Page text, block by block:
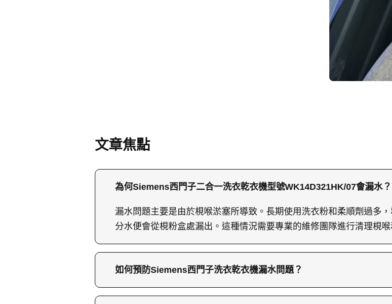
文章焦點
為何Siemens西門子二合一洗衣乾衣機型號WK14D321HK/07會漏水？
漏水問題主要是由於梘喉淤塞所導致。長期使用洗衣粉和柔順劑過多
分水便會從梘粉盒處漏出。這種情況需要專業的維修團隊進行清理梘
如何預防Siemens西門子洗衣乾衣機漏水問題？
預防漏水問題的一個有效方法是注意洗衣粉和柔順劑的使用量，避免